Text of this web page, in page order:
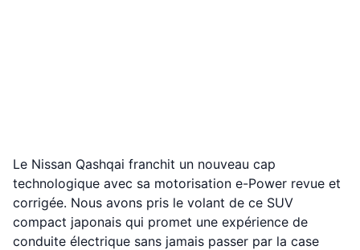
Le Nissan Qashqai franchit un nouveau cap
technologique avec sa motorisation e-Power revue et
corrigée. Nous avons pris le volant de ce SUV
compact japonais qui promet une expérience de
conduite électrique sans jamais passer par la case